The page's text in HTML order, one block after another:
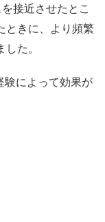
接近させたとこ
ときに、より頻繁
た。
験によって効果が